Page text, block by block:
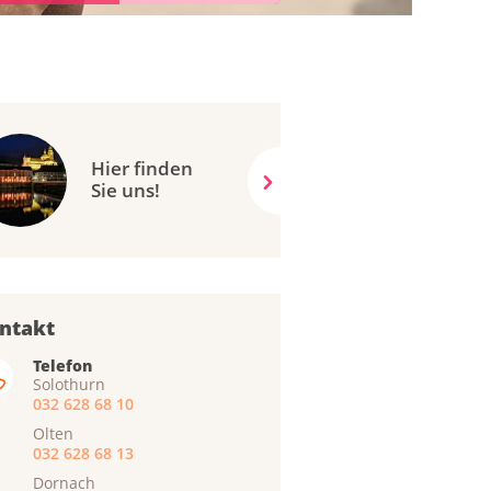
Hier finden
Sie uns!
Telefon
Solothurn
032 628 68 10
Olten
032 628 68 13
Dornach